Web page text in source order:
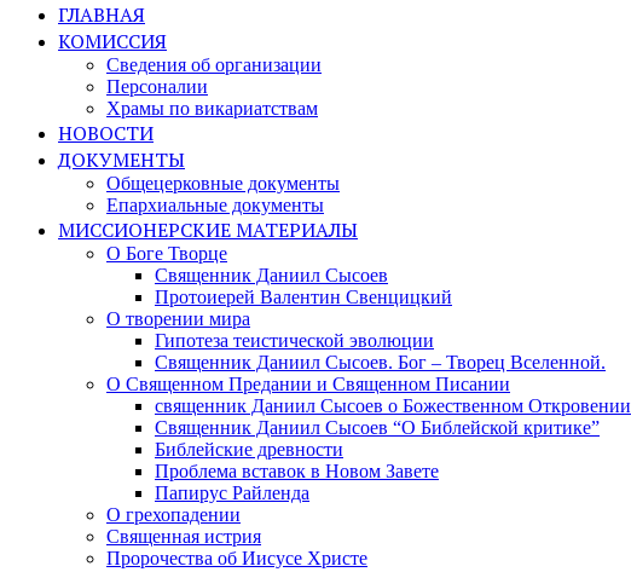
ГЛАВНАЯ
КОМИССИЯ
Сведения об организации
Персоналии
Храмы по викариатствам
НОВОСТИ
ДОКУМЕНТЫ
Общецерковные документы
Епархиальные документы
МИССИОНЕРСКИЕ МАТЕРИАЛЫ
О Боге Творце
Священник Даниил Сысоев
Протоиерей Валентин Свенцицкий
О творении мира
Гипотеза теистической эволюции
Священник Даниил Сысоев. Бог – Творец Вселенной.
О Священном Предании и Священном Писании
священник Даниил Сысоев о Божественном Откровении
Священник Даниил Сысоев “О Библейской критике”
Библейские древности
Проблема вставок в Новом Завете
Папирус Райленда
О грехопадении
Священная истрия
Пророчества об Иисусе Христе